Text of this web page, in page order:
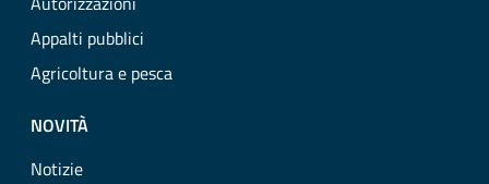
Appalti pubblici
Agricoltura e pesca
NOVITÀ
Notizie